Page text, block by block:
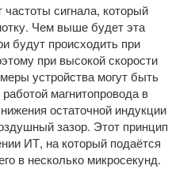
сигнала, который
Чем выше будет эта
будут происходить при
при высокой скорости
устройства могут быть
магнитопровода в
остаточной индукции
зазор. Этот принцип
ИТ, на который подаётся
в несколько микросекунд.